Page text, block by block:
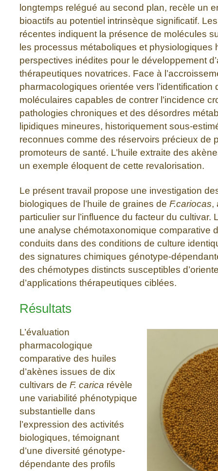
longtemps relégué au second plan, recèle un
bioactifs au potentiel intrinsèque significatif.
récentes indiquent la présence de molécules
les processus métaboliques et physiologiques
perspectives inédites pour le développement
thérapeutiques novatrices. Face à
pharmacologiques orientée vers l’identification
moléculaires capables de contrer l’incidence
pathologies chroniques et des désordres
lipidiques mineures, historiquement sous-
reconnues comme des réservoirs précieux de
promoteurs de santé. L’huile extraite des
un exemple éloquent de cette revalorisation.
Le présent travail propose une investigation
biologiques de l’huile de graines de F.cariocas,
particulier sur l’influence du facteur du cultivar.
une analyse chémotaxonomique comparative
conduits dans des conditions de culture
des signatures chimiques génotype-
des chémotypes distincts susceptibles
d’applications thérapeutiques ciblées.
Résultats
L’évaluation
pharmacologique
comparative des huiles
d’akènes issues de dix
cultivars de F. carica révèle
une variabilité phénotypique
substantielle dans
l’expression des activités
biologiques, témoignant
d’une diversité génotype-
dépendante des profils